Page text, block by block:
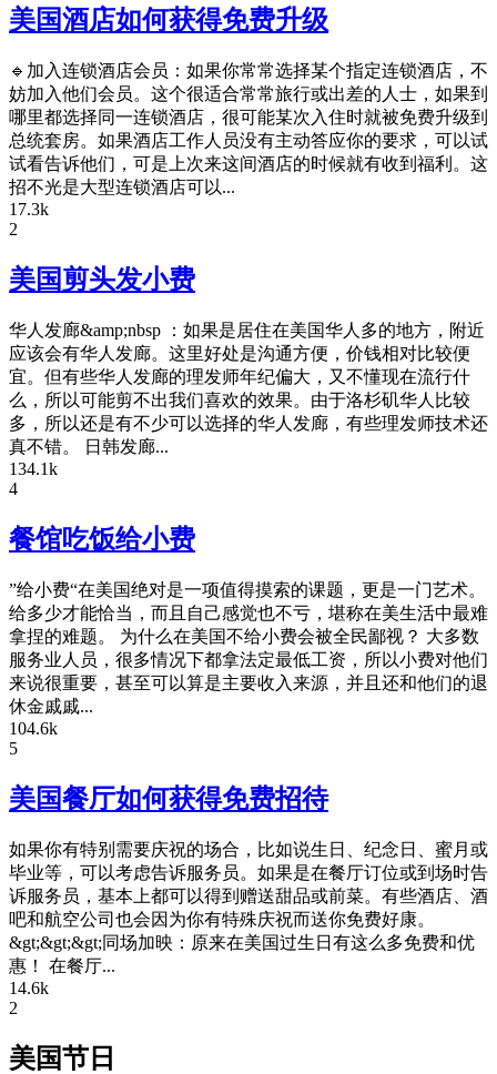
美国酒店如何获得免费升级
🔹加入连锁酒店会员：如果你常常选择某个指定连锁酒店，不
妨加入他们会员。这个很适合常常旅行或出差的人士，如果到
哪里都选择同一连锁酒店，很可能某次入住时就被免费升级到
总统套房。如果酒店工作人员没有主动答应你的要求，可以试
试看告诉他们，可是上次来这间酒店的时候就有收到福利。这
招不光是大型连锁酒店可以...
17.3k
2
美国剪头发小费
华人发廊&amp;nbsp ：如果是居住在美国华人多的地方，附近
应该会有华人发廊。这里好处是沟通方便，价钱相对比较便
宜。但有些华人发廊的理发师年纪偏大，又不懂现在流行什
么，所以可能剪不出我们喜欢的效果。由于洛杉矶华人比较
多，所以还是有不少可以选择的华人发廊，有些理发师技术还
真不错。 日韩发廊...
134.1k
4
餐馆吃饭给小费
”给小费“在美国绝对是一项值得摸索的课题，更是一门艺术。
给多少才能恰当，而且自己感觉也不亏，堪称在美生活中最难
拿捏的难题。 为什么在美国不给小费会被全民鄙视？ 大多数
服务业人员，很多情况下都拿法定最低工资，所以小费对他们
来说很重要，甚至可以算是主要收入来源，并且还和他们的退
休金戚戚...
104.6k
5
美国餐厅如何获得免费招待
如果你有特别需要庆祝的场合，比如说生日、纪念日、蜜月或
毕业等，可以考虑告诉服务员。如果是在餐厅订位或到场时告
诉服务员，基本上都可以得到赠送甜品或前菜。有些酒店、酒
吧和航空公司也会因为你有特殊庆祝而送你免费好康。
&gt;&gt;&gt;同场加映：原来在美国过生日有这么多免费和优
惠！ 在餐厅...
14.6k
2
美国节日